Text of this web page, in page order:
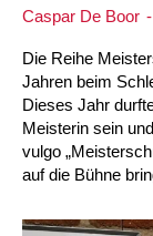
Caspar De Boor -
Die Reihe
Jahren beim
Dieses Jahr
Meisterin sein
vulgo
auf die Bühne